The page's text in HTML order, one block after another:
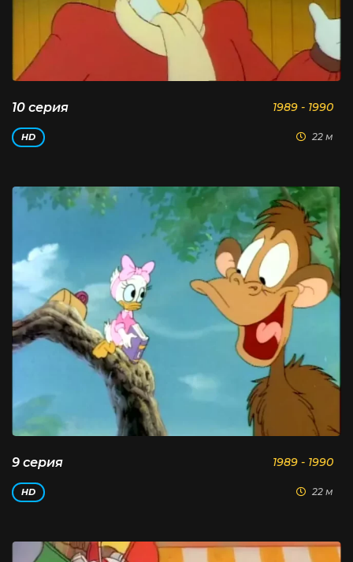
10 серия 1989 - 1990
HD 22 м
9 серия 1989 - 1990
HD 22 м